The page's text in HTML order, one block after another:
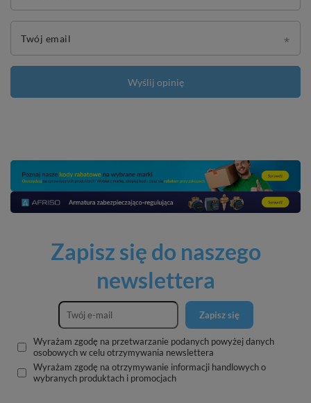
Twój email
Wyślij opinię
Zapisz się do naszego
newslettera
Zapisz się
Wyrażam zgodę na przetwarzanie podanych powyżej danych
osobowych w celu otrzymywania newslettera
Wyrażam zgodę na otrzymywanie informacji handlowych o
wybranych produktach i promocjach